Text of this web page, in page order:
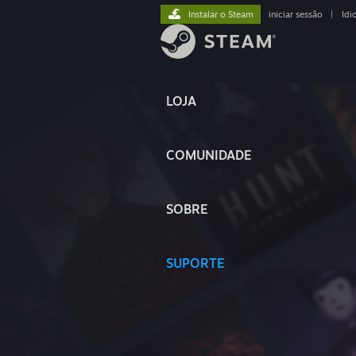
LOJA
COMUNIDADE
SOBRE
SUPORTE
Instalar o Steam iniciar sessão